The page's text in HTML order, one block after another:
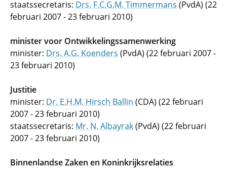
staatssecretaris: Drs. F.C.G.M. Timmermans (PvdA) (22
februari 2007 - 23 februari 2010)
minister voor Ontwikkelingssamenwerking
minister: Drs. A.G. Koenders (PvdA) (22 februari 2007 -
23 februari 2010)
Justitie
minister: Dr. E.H.M. Hirsch Ballin (CDA) (22 februari
2007 - 23 februari 2010)
staatssecretaris: Mr. N. Albayrak(PvdA) (22 februari
2007 - 23 februari 2010)
Binnenlandse Zaken en Koninkrijksrelaties